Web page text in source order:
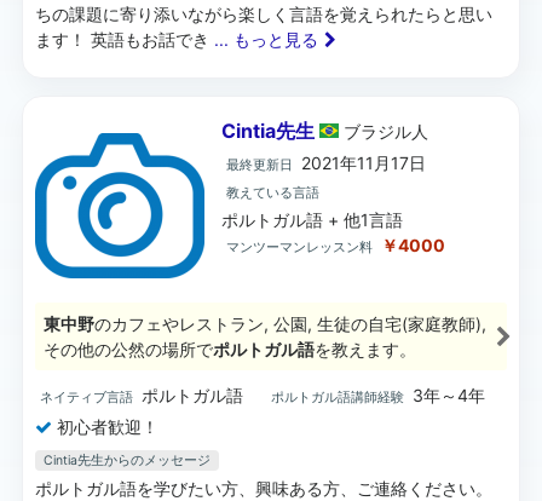
ちの課題に寄り添いながら楽しく言語を覚えられたらと思い
ます！ 英語もお話でき ... もっと見る
Cintia先生 ブラジル人
最終更新日 2021年11月17日
教えている言語
ポルトガル語 + 他1言語
マンツーマンレッスン料 ￥4000
東中野のカフェやレストラン, 公園, 生徒の自宅(家庭教師),
その他の公然の場所でポルトガル語を教えます。
ネイティブ言語 ポルトガル語 ポルトガル語講師経験
3年～4年
初心者歓迎！
Cintia先生からのメッセージ
ポルトガル語を学びたい方、興味ある方、ご連絡ください。